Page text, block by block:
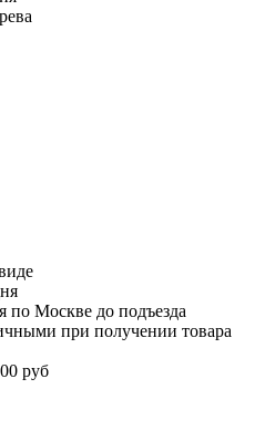
по Москве до подъезда
при получении товара
руб